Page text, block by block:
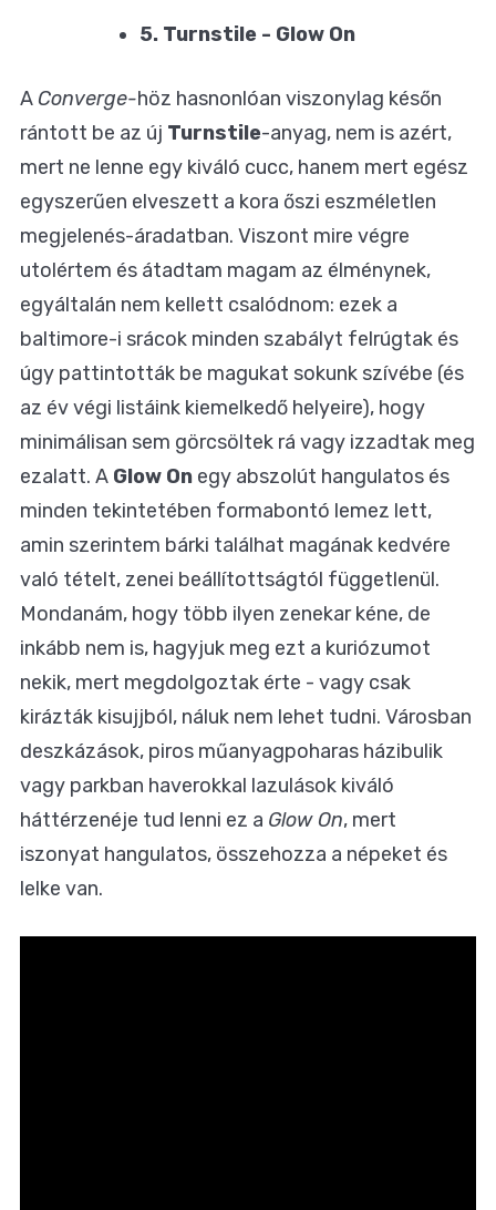
5. Turnstile - Glow On
A Converge-höz hasnonlóan viszonylag későn
rántott be az új Turnstile-anyag, nem is azért,
mert ne lenne egy kiváló cucc, hanem mert egész
egyszerűen elveszett a kora őszi eszméletlen
megjelenés-áradatban. Viszont mire végre
utolértem és átadtam magam az élménynek,
egyáltalán nem kellett csalódnom: ezek a
baltimore-i srácok minden szabályt felrúgtak és
úgy pattintották be magukat sokunk szívébe (és
az év végi listáink kiemelkedő helyeire), hogy
minimálisan sem görcsöltek rá vagy izzadtak meg
ezalatt. A Glow On egy abszolút hangulatos és
minden tekintetében formabontó lemez lett,
amin szerintem bárki találhat magának kedvére
való tételt, zenei beállítottságtól függetlenül.
Mondanám, hogy több ilyen zenekar kéne, de
inkább nem is, hagyjuk meg ezt a kuriózumot
nekik, mert megdolgoztak érte - vagy csak
kirázták kisujjból, náluk nem lehet tudni. Városban
deszkázások, piros műanyagpoharas házibulik
vagy parkban haverokkal lazulások kiváló
háttérzenéje tud lenni ez a Glow On, mert
iszonyat hangulatos, összehozza a népeket és
lelke van.